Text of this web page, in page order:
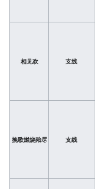
相见欢 支线
挽歌燃烧殆尽 支线